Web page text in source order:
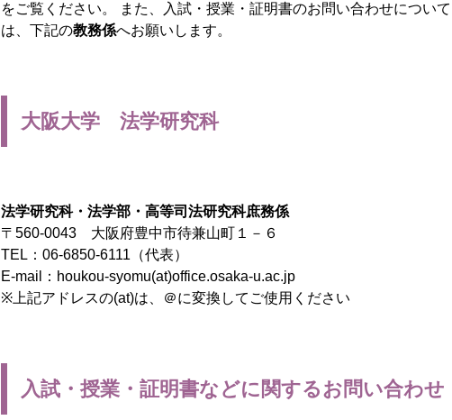
をご覧ください。 また、入試・授業・証明書のお問い合わせについて
は、下記の教務係へお願いします。
大阪大学 法学研究科
法学研究科・法学部・高等司法研究科庶務係
〒560-0043 大阪府豊中市待兼山町１－６
TEL：06-6850-6111（代表）
E-mail：houkou-syomu(at)office.osaka-u.ac.jp
※上記アドレスの(at)は、＠に変換してご使用ください
入試・授業・証明書などに関するお問い合わせ